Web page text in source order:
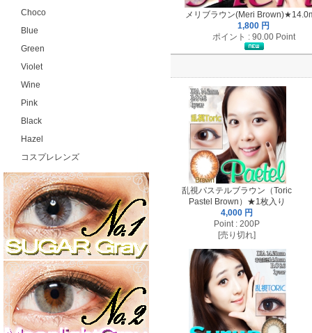
Choco
Blue
Green
Violet
Wine
Pink
Black
Hazel
コスプレレンズ
メリブラウン(Meri
1,800 円
ポイント : 90.00 Point
乱視パステルブラウン（Toric
Pastel Brown）★1枚入り
4,000 円
Point : 200P
[売り切れ]